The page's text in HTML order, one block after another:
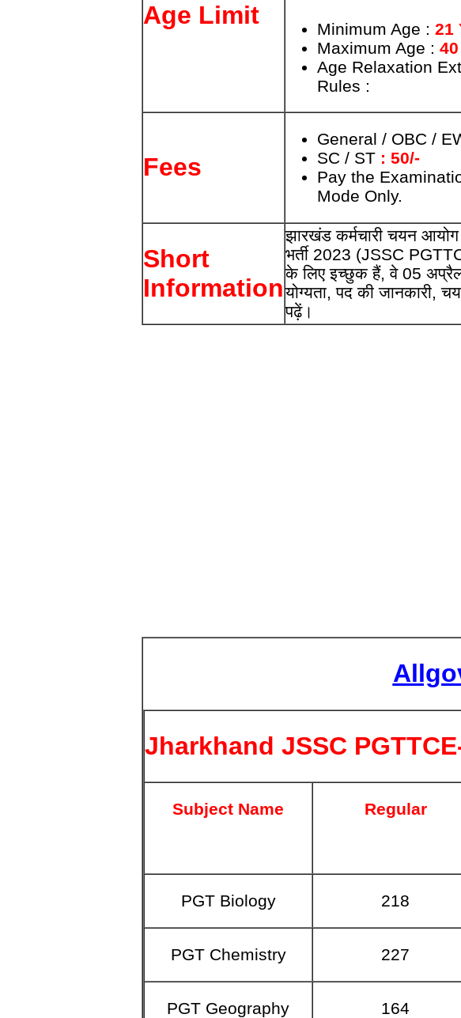
Age Limit Minimum Age : 21
Maximum Age :
Age Relaxation
Rules :
Fees
General / OBC /
SC / ST : 50/-
Pay the
Mode Only.
Short
Information
झारखंड कर्मचारी चयन
भर्ती 2023 (JSSC
के लिए इच्छुक हैं, वे 05
योग्यता, पद की जानकारी,
पढ़ें।
Jharkhand JSSC
Subject Name Regular
PGT Biology 218
PGT Chemistry 227
PGT Geography 164